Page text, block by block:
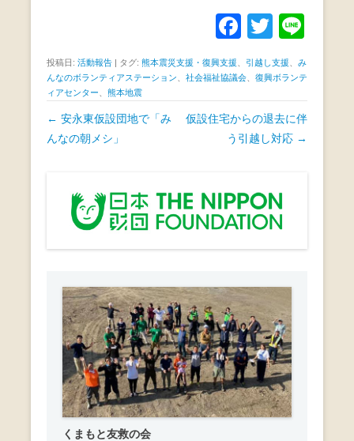
F
a
c
e
b
o
k
T
wi
tt
er
投稿日: 活動報告 | タグ: 熊本震災支援・復興支援 引越し支援
み
んなのボランティアステーション
社会福祉協議会
復興ボランテ
ィアセンター
熊本地震
投
稿
← 安永東仮設団地で「み
んなの朝メシ」
仮設住宅からの退去に伴
う引越し対応 →
くまもと友救の会